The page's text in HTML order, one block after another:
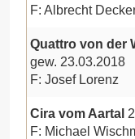
F: Albrecht
Quattro von der
gew. 23.03.2018
F: Josef Lorenz
Cira vom Aartal
F: Michael